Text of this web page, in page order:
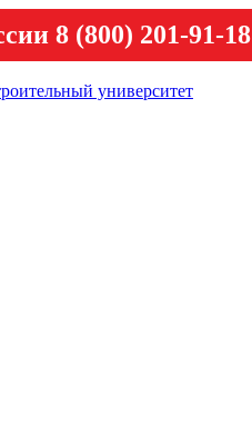
8 (800) 201-91-18
университет